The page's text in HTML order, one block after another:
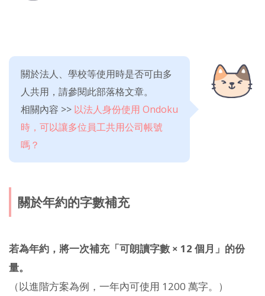
關於法人、學校等使用時是否可由多
人共用，請參閱此部落格文章。
相關內容 >> 以法人身份使用 Ondoku
時，可以讓多位員工共用公司帳號
嗎？
關於年約的字數補充
若為年約，將一次補充「可朗讀字數 × 12 個月」的份
量。
（以進階方案為例，一年內可使用 1200 萬字。）